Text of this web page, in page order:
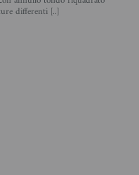
differenti [..]